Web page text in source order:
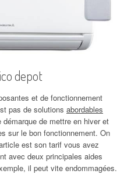
depot
et de fonctionnement
pas de solutions abordables
démarque de mettre en hiver et
sur le bon fonctionnement. On
est son tarif vous avez
avec deux principales aides
il peut vite endommagées.